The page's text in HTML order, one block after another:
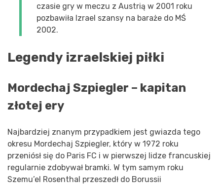
czasie gry w meczu z Austrią w 2001 roku
pozbawiła Izrael szansy na baraże do MŚ
2002.
Legendy izraelskiej piłki
Mordechaj Szpiegler – kapitan
złotej ery
Najbardziej znanym przypadkiem jest gwiazda tego
okresu Mordechaj Szpiegler, który w 1972 roku
przeniósł się do Paris FC i w pierwszej lidze francuskiej
regularnie zdobywał bramki. W tym samym roku
Szemu’el Rosenthal przeszedł do Borussii